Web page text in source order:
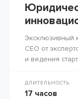
Эксклюзивный
СЕО от
и ведения
ДЛИТЕЛЬНОСТЬ
17 часов